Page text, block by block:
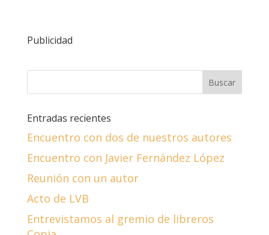
Publicidad
Entradas recientes
Encuentro con dos de nuestros autores
Encuentro con Javier Fernández López
Reunión con un autor
Acto de LVB
Entrevistamos al gremio de libreros